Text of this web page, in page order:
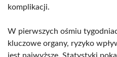
komplikacji.
W pierwszych ośmiu
kluczowe organy, ryzyko